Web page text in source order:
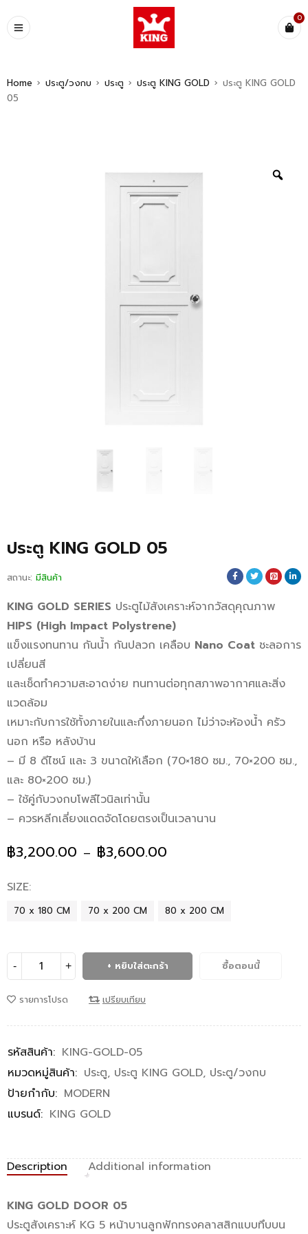
0
Home › ประตู/วงกบ › ประตู › ประตู KING GOLD › ประตู KING GOLD
05
ประตู KING GOLD 05
สถานะ: มีสินค้า
KING GOLD SERIES ประตูไม้สังเคราะห์จากวัสดุคุณภาพ
HIPS (High Impact Polystrene)
แข็งแรงทนทาน กันน้ำ กันปลวก เคลือบ Nano Coat ชะลอการ
เปลี่ยนสี
และเช็ดทำความสะอาดง่าย ทนทานต่อทุกสภาพอากาศและสิ่ง
แวดล้อม
เหมาะกับการใช้ทั้งภายในและกึ่งภายนอก ไม่ว่าจะห้องน้ำ ครัว
นอก หรือ หลังบ้าน
– มี 8 ดีไซน์ และ 3 ขนาดให้เลือก (70×180 ซม., 70×200 ซม.,
และ 80×200 ซม.)
– ใช้คู่กับวงกบโพลีไวนิลเท่านั้น
– ควรหลีกเลี่ยงแดดจัดโดยตรงเป็นเวลานาน
฿3,200.00 – ฿3,600.00
SIZE
70 x 180 CM 70 x 200 CM 80 x 200 CM
หยิบใส่ตะกร้า ซื้อตอนนี้
รายการโปรด เปรียบเทียบ
รหัสสินค้า: KING-GOLD-05
หมวดหมู่สินค้า: ประตู, ประตู KING GOLD, ประตู/วงกบ
ป้ายกำกับ: MODERN
แบรนด์: KING GOLD
Description Additional information
KING GOLD DOOR 05
ประตูสังเคราะห์ KG 5 หน้าบานลูกฟักทรงคลาสสิกแบบทึบบน